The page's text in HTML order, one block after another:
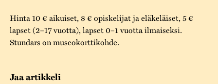
Jaa artikkeli
Hinta 10 € aikuiset, 8 € opiskelijat ja eläkeläiset, 5 €
lapset (2–17 vuotta), lapset 0–1 vuotta ilmaiseksi.
Stundars on museokorttikohde.